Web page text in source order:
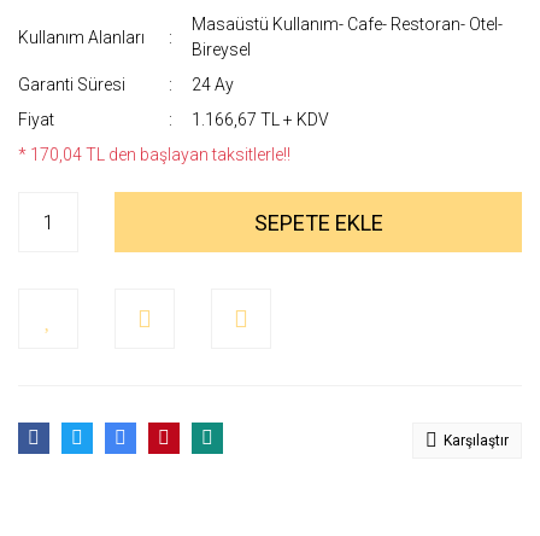
Kullanım Alanları
Masaüstü Kullanım- Cafe- Restoran- Otel-
Bireysel
Garanti Süresi
24 Ay
Fiyat
1.166,67 TL + KDV
* 170,04 TL den başlayan taksitlerle!!
SEPETE EKLE
Karşılaştır